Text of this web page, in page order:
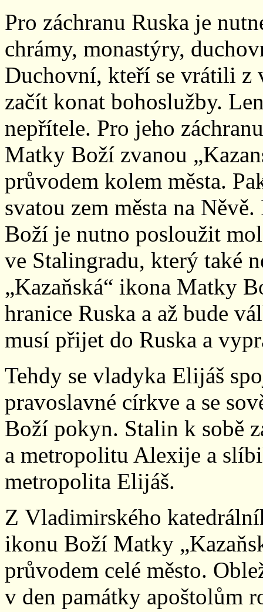
Pro záchranu Ruska je
chrámy, monastýry,
Duchovní, kteří se vrátili z
začít konat bohoslužby.
nepřítele. Pro jeho
Matky Boží zvanou
průvodem kolem města.
svatou zem města na
Boží je nutno posloužit
ve Stalingradu, který také
„Kazaňská“ ikona Matky
hranice Ruska a až bude
musí přijet do Ruska a
Tehdy se vladyka Elijáš
pravoslavné církve a se
Boží pokyn. Stalin k sobě
a metropolitu Alexije a
metropolita Elijáš.
Z Vladimirského
ikonu Boží Matky
průvodem celé město.
v den památky apoštolům